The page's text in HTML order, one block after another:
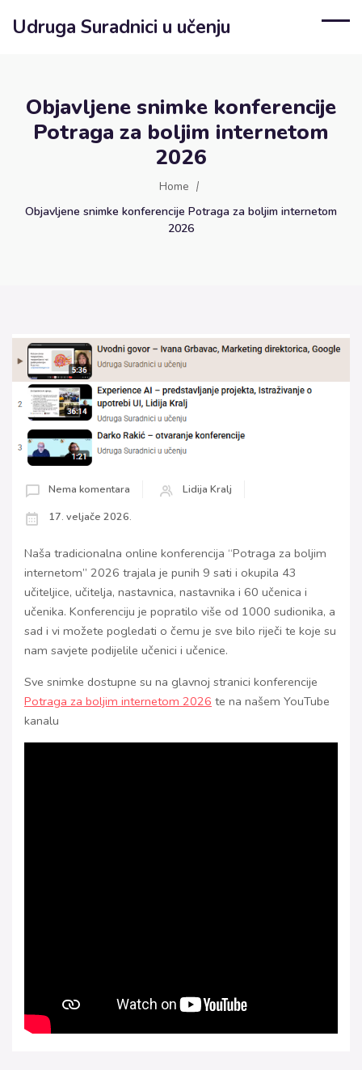
Udruga Suradnici u učenju
Objavljene snimke konferencije
Potraga za boljim internetom
2026
Home
Objavljene snimke konferencije Potraga za boljim internetom
2026
Nema komentara
Lidija Kralj
17. veljače 2026.
Naša tradicionalna online konferencija “Potraga za boljim
internetom” 2026 trajala je punih 9 sati i okupila 43
učiteljice, učitelja, nastavnica, nastavnika i 60 učenica i
učenika. Konferenciju je popratilo više od 1000 sudionika, a
sad i vi možete pogledati o čemu je sve bilo riječi te koje su
nam savjete podijelile učenici i učenice.
Sve snimke dostupne su na glavnoj stranici konferencije
Potraga za boljim internetom 2026 te na našem YouTube
kanalu